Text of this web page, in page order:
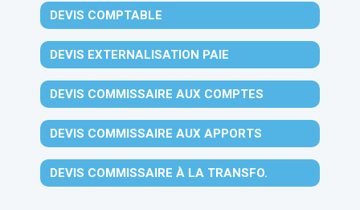
DEVIS COMPTABLE
DEVIS EXTERNALISATION PAIE
DEVIS COMMISSAIRE AUX COMPTES
DEVIS COMMISSAIRE AUX APPORTS
DEVIS COMMISSAIRE À LA TRANSFO.